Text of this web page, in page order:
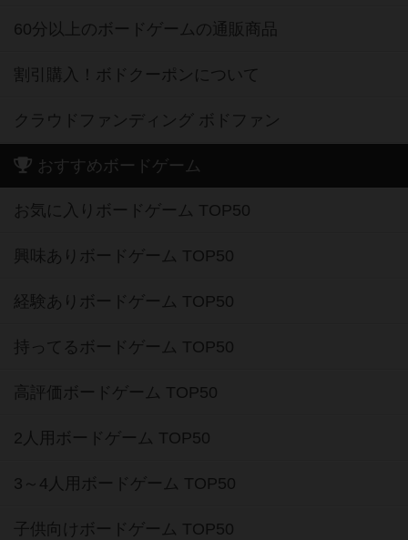
60分以上のボードゲームの通販商品
割引購入！ボドクーポンについて
クラウドファンディング ボドファン
おすすめボードゲーム
お気に入りボードゲーム TOP50
興味ありボードゲーム TOP50
経験ありボードゲーム TOP50
持ってるボードゲーム TOP50
高評価ボードゲーム TOP50
2人用ボードゲーム TOP50
3～4人用ボードゲーム TOP50
子供向けボードゲーム TOP50